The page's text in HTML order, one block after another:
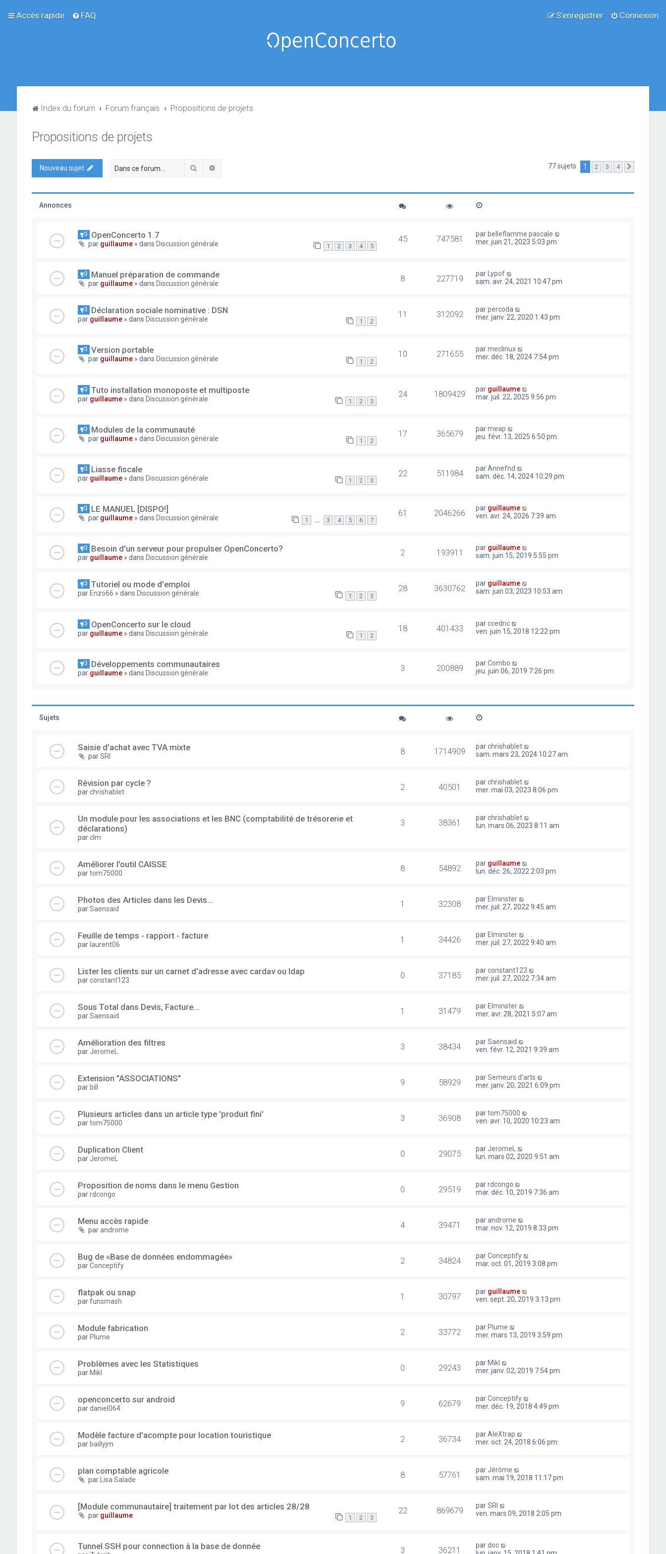
Accès rapide FAQ Connexion
S’enregistrer
Index du forum Forum français Propositions de projets
Propositions de projets
Nouveau sujet Rechercher 77 sujets 1 2 3 4
Annonces
OpenConcerto 1.7
par guillaume » dans Discussion générale 1 2 3 4 5
45 747581 par belleflamme pascale
mer. juin 21, 2023 5:03 pm
Manuel préparation de commande
par guillaume » dans Discussion générale 8 227719 par Lypof
sam. avr. 24, 2021 10:47 pm
Déclaration sociale nominative : DSN
par guillaume » dans Discussion générale 1 2
11 312092 parpercoda
mer. janv. 22, 2020 1:43 pm
Version portable
par guillaume » dans Discussion générale 1 2
10 271655 parmeclinux
mer. déc. 18, 2024 7:54 pm
Tuto installation monoposte et multiposte
par guillaume » dans Discussion générale 1 2 3
24 1809429 par guillaume
mar. juil. 22, 2025 9:56 pm
Modules de la communauté
par guillaume » dans Discussion générale 1 2
17 365679 parmeap
jeu. févr. 13, 2025 6:50 pm
Liasse fiscale
par guillaume » dans Discussion générale 1 2 3
22 511984 parAnnefnd
sam. déc. 14, 2024 10:29 pm
LE MANUEL [DISPO!]
par guillaume » dans Discussion générale 1 … 3 4 5 6 7
61 2046266 par guillaume
ven. avr. 24, 2026 7:39 am
Besoin d'un serveur pour propulser OpenConcerto?
par guillaume » dans Discussion générale 2 193911 par guillaume
sam. juin 15, 2019 5:55 pm
Tutoriel ou mode d'emploi
par Enzo66 » dans Discussion générale 1 2 3
28 3630762 par guillaume
sam. juin 03, 2023 10:53 am
OpenConcerto sur le cloud
par guillaume » dans Discussion générale 1 2
18 401433 parccedric
ven. juin 15, 2018 12:22 pm
Développements communautaires
par guillaume » dans Discussion générale 3 200889 parCombo
jeu. juin 06, 2019 7:26 pm
Sujets
Saisie d'achat avec TVA mixte
parSRI 8 1714909 parchrishablet
sam. mars 23, 2024 10:27 am
Révision par cycle ?
parchrishablet 2 40501 parchrishablet
mer. mai 03, 2023 8:06 pm
Un module pour les associations et les BNC (comptabilité de trésorerie et
déclarations)
parclm
3 38361 parchrishablet
lun. mars 06, 2023 8:11 am
Améliorer l'outil CAISSE
partom75000 8 54892 par guillaume
lun. déc. 26, 2022 2:03 pm
Photos des Articles dans les Devis...
parSaensaid 1 32308 par Elminster
mer. juil. 27, 2022 9:45 am
Feuille de temps - rapport - facture
par laurent06 1 34426 par Elminster
mer. juil. 27, 2022 9:40 am
Lister les clients sur un carnet d'adresse avec cardav ou ldap
parconstant123 0 37185 parconstant123
mer. juil. 27, 2022 7:34 am
Sous Total dans Devis, Facture...
parSaensaid 1 31479 par Elminster
mer. avr. 28, 2021 5:07 am
Amélioration des filtres
par JeromeL 3 38434 parSaensaid
ven. févr. 12, 2021 9:39 am
Extension "ASSOCIATIONS"
par bill 9 58929 parSemeurs d'arts
mer. janv. 20, 2021 6:09 pm
Plusieurs articles dans un article type 'produit fini'
partom75000 3 36908 partom75000
ven. avr. 10, 2020 10:23 am
Duplication Client
par JeromeL 0 29075 par JeromeL
lun. mars 02, 2020 9:51 am
Proposition de noms dans le menu Gestion
parrdcongo 0 29519 parrdcongo
mar. déc. 10, 2019 7:36 am
Menu accès rapide
parandrome 4 39471 parandrome
mar. nov. 12, 2019 8:33 pm
Bug de «Base de données endommagée»
parConceptify 2 34824 parConceptify
mar. oct. 01, 2019 3:08 pm
flatpak ou snap
parfunsmash 1 30797 par guillaume
ven. sept. 20, 2019 3:13 pm
Module fabrication
par Plume 2 33772 par Plume
mer. mars 13, 2019 3:59 pm
Problèmes avec les Statistiques
par Mikl 0 29243 par Mikl
mer. janv. 02, 2019 7:54 pm
openconcerto sur android
pardaniel064 9 62679 parConceptify
mer. déc. 19, 2018 4:49 pm
Modèle facture d'acompte pour location touristique
par baillyjm 2 36734 parAleXtrap
mer. oct. 24, 2018 6:06 pm
plan comptable agricole
par Lisa Salade 8 57761 par Jérôme
sam. mai 19, 2018 11:17 pm
[Module communautaire] traitement par lot des articles 28/28
par guillaume 1 2 3
22 869679 parSRI
ven. mars 09, 2018 2:05 pm
Tunnel SSH pour connection à la base de donnée 3 36211 pardoc